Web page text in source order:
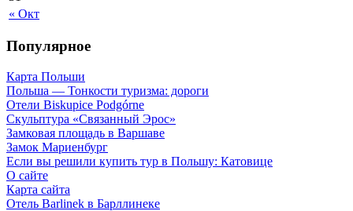
« Окт
Популярное
Карта Польши
Польша — Тонкости туризма: дороги
Отели Biskupice Podgórne
Скульптура «Связанный Эрос»
Замковая площадь в Варшаве
Замок Мариенбург
Если вы решили купить тур в Польшу: Катовице
О сайте
Карта сайта
Отель Barlinek в Барллинеке